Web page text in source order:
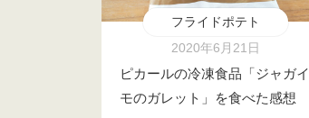
フライドポテト
2020年6月21日
ピカールの冷凍食品「ジャガイ
モのガレット」を食べた感想